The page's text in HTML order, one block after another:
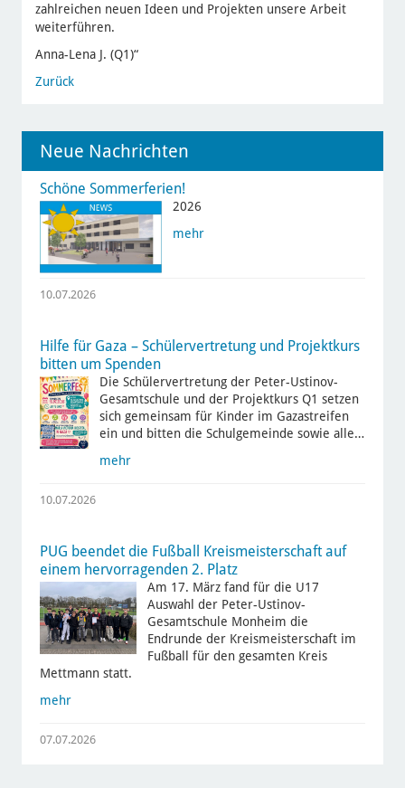
zahlreichen neuen Ideen und Projekten unsere Arbeit
weiterführen.
Anna-Lena J. (Q1)“
Zurück
Neue Nachrichten
Schöne Sommerferien!
2026
mehr
10.07.2026
Hilfe für Gaza – Schülervertretung und Projektkurs
bitten um Spenden
Die Schülervertretung der Peter-Ustinov-
Gesamtschule und der Projektkurs Q1 setzen
sich gemeinsam für Kinder im Gazastreifen
ein und bitten die Schulgemeinde sowie alle…
mehr
10.07.2026
PUG beendet die Fußball Kreismeisterschaft auf
einem hervorragenden 2. Platz
Am 17. März fand für die U17
Auswahl der Peter-Ustinov-
Gesamtschule Monheim die
Endrunde der Kreismeisterschaft im
Fußball für den gesamten Kreis
Mettmann statt.
mehr
07.07.2026